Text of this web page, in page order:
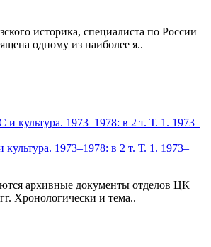
историка, специалиста по России
одному из наиболее я..
1973–1978: в 2 т. Т. 1. 1973–
архивные документы отделов ЦК
Хронологически и тема..